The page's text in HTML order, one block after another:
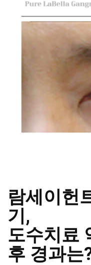
람세이헌
기,
도수치료
후 경과는